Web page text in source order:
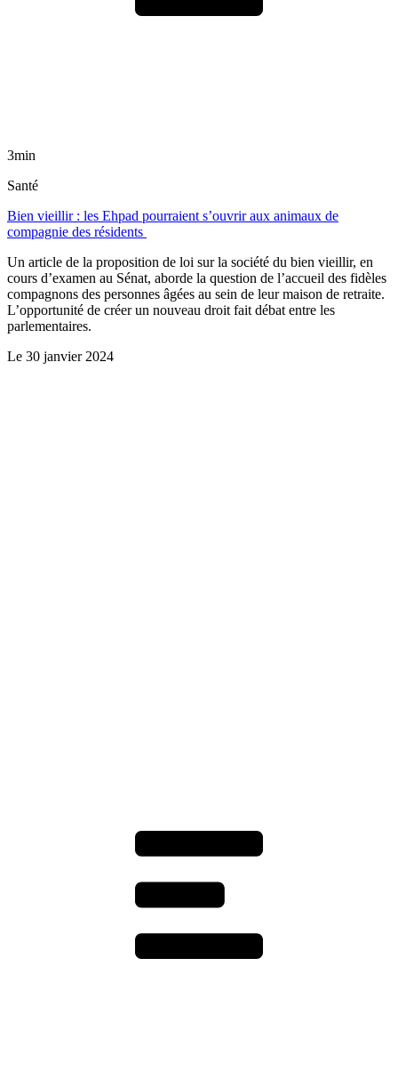
3min
Santé
Bien vieillir : les Ehpad pourraient s’ouvrir aux animaux de
compagnie des résidents
Un article de la proposition de loi sur la société du bien vieillir, en
cours d’examen au Sénat, aborde la question de l’accueil des fidèles
compagnons des personnes âgées au sein de leur maison de retraite.
L’opportunité de créer un nouveau droit fait débat entre les
parlementaires.
Le 30 janvier 2024